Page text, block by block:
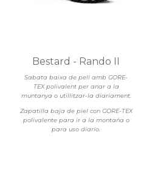
Sabata baixa de pell amb GORE-
TEX polivalent per anar a la
muntanya o utillitzar-la diariament.
Zapatilla baja de piel con GORE-TEX
polivalente para ir a la montaña o
para uso diario.
Bestard - Rando II